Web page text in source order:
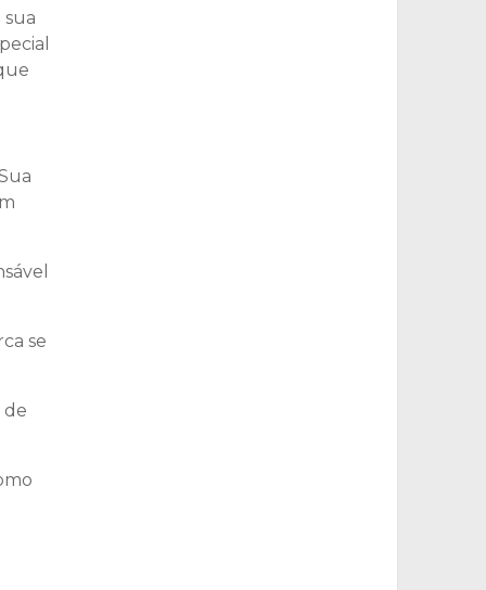
se
de